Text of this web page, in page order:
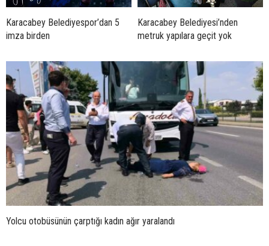
Karacabey Belediyespor’dan 5
imza birden
Karacabey Belediyesi’nden
metruk yapılara geçit yok
Yolcu otobüsünün çarptığı kadın ağır yaralandı